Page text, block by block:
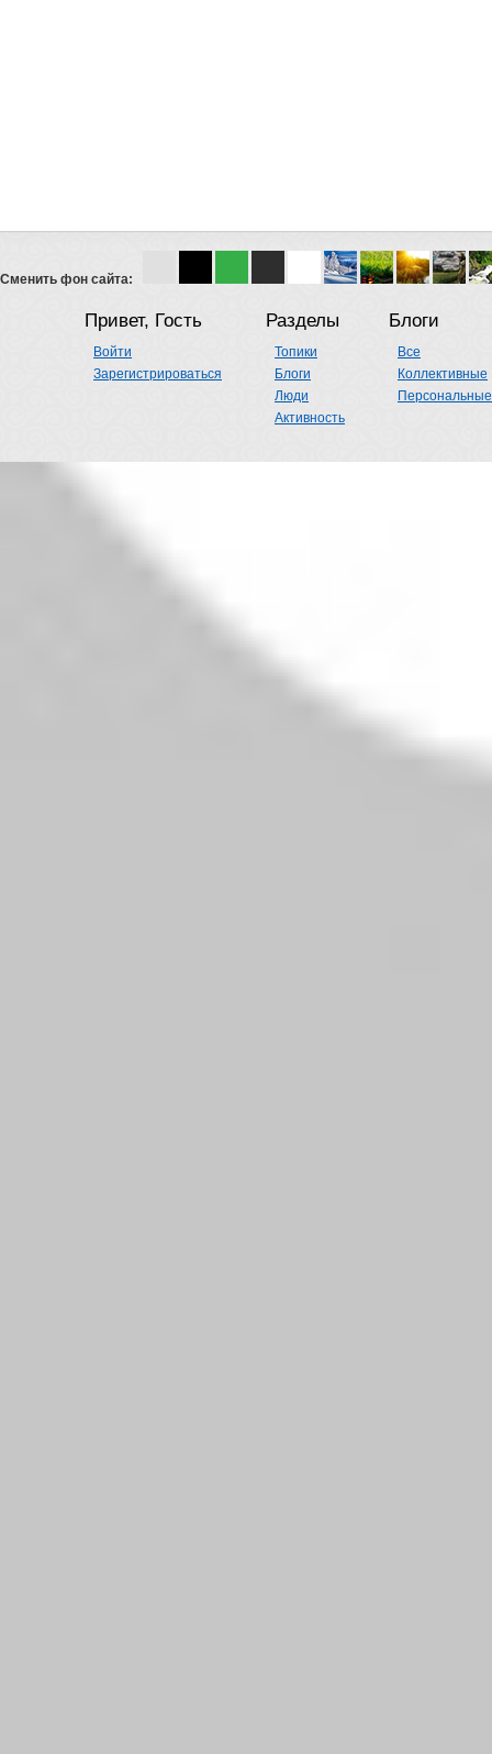
Сменить фон сайта:
Привет, Гость
Войти
Зарегистрироваться
Разделы
Топики
Блоги
Люди
Активность
Блоги
Все
Коллективные
Персональные